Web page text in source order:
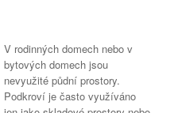
V rodinných domech nebo v
bytových domech jsou
nevyužité půdní prostory.
Podkroví je často využíváno